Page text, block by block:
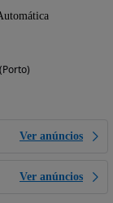
Ver anúncios
Ver anúncios